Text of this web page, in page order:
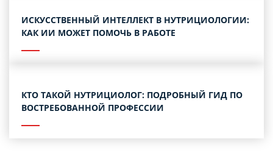
ИСКУССТВЕННЫЙ ИНТЕЛЛЕКТ В НУТРИЦИОЛОГИИ:
КАК ИИ МОЖЕТ ПОМОЧЬ В РАБОТЕ
КТО ТАКОЙ НУТРИЦИОЛОГ: ПОДРОБНЫЙ ГИД ПО
ВОСТРЕБОВАННОЙ ПРОФЕССИИ